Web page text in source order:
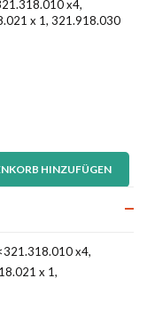
x4,
x 1, 321.918.030
HINZUFÜGEN
x4,
x 1,